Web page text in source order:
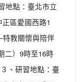
地點：臺北市立
區愛國西路1
教關懷與陪伴
二）9時至16時
、研習地點：臺